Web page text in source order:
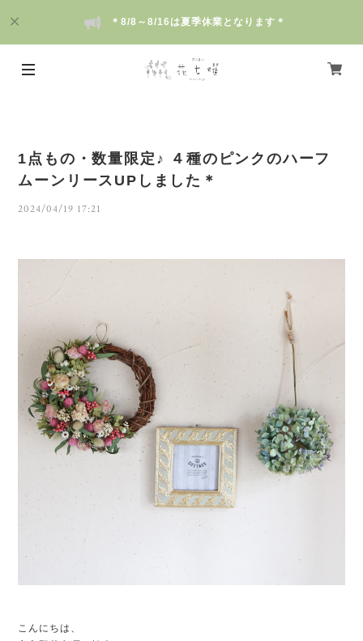
＊8/8～8/16は夏季休業となります＊
1点もの・数量限定♪ ４種のピンクのハーフ
ムーンリースUPしました＊
2024/04/19 17:21
こんにちは、